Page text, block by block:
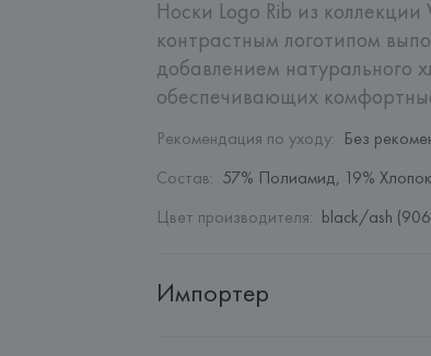
Носки Logo Rib из
контрастным логотипом
добавлением натурального
обеспечивающих
Рекомендация по уходу: Без
Состав: 57% Полиамид, 19%
Цвет производителя: black/ash
Импортер